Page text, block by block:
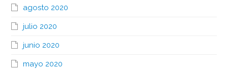
agosto 2020
julio 2020
junio 2020
mayo 2020